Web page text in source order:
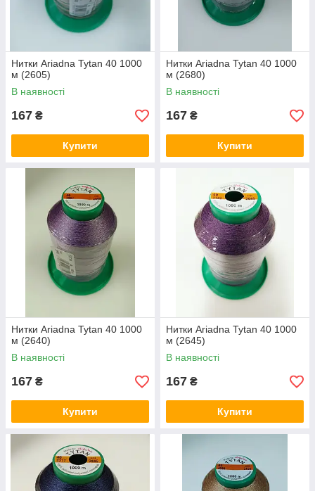
Нитки Ariadna Tytan 40 1000
м (2605)
В наявності
167 ₴
Купити
Нитки Ariadna Tytan 40 1000
м (2680)
В наявності
167 ₴
Купити
Нитки Ariadna Tytan 40 1000
м (2640)
В наявності
167 ₴
Купити
Нитки Ariadna Tytan 40 1000
м (2645)
В наявності
167 ₴
Купити